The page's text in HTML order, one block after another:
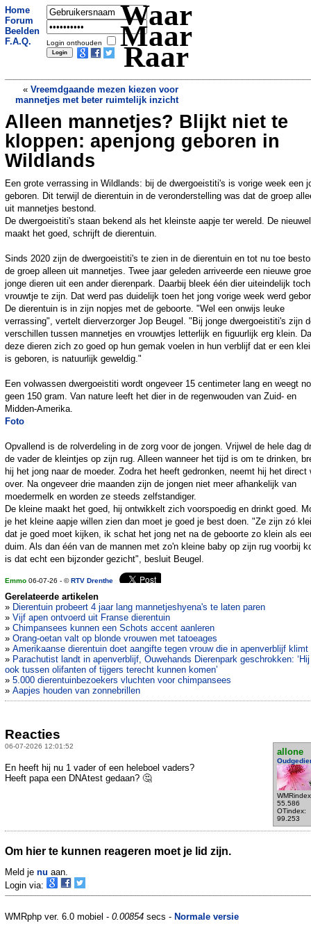
Home
Forum
Beelden
F.A.Q.
Login onthouden
Waar
Maar
Raar
« Vreemdgaande mezen kiezen voor
mannetjes met beter ruimtelijk inzicht
Zakenman die moord op journalist
Malta bestelde, betaalde proceskosten
moordenaars »
Alleen mannetjes? Blijkt niet te
kloppen: apenjong geboren in
Wildlands
Een grote verrassing in Wildlands: bij de dwergoeistiti's is vorige week een
geboren. Dit terwijl de dierentuin in de veronderstelling was dat de groep
uit mannetjes bestond.
De dwergoeistiti's staan bekend als het kleinste aapje ter wereld. De
maakt het goed, schrijft de dierentuin.
Sinds 2020 zijn de dwergoeistiti's te zien in de dierentuin en tot nu toe
de groep alleen uit mannetjes. Twee jaar geleden arriveerde een nieuwe
jonge dieren uit een ander dierenpark. Daarbij bleek één dier uiteindelijk
vrouwtje te zijn. Dat werd pas duidelijk toen het jong vorige week werd
De dierentuin is in zijn nopjes met de geboorte. "Wel een onwijs leuke
verrassing", vertelt dierverzorger Jop Beugel. "Bij jonge dwergoeistiti's zijn
verschillen tussen mannetjes en vrouwtjes letterlijk en figuurlijk erg klein.
deze dieren zich zo goed op hun gemak voelen in hun verblijf dat er een
is geboren, is natuurlijk geweldig."
Een volwassen dwergoeistiti wordt ongeveer 15 centimeter lang en weegt
geen 150 gram. Van nature leeft het dier in de regenwouden van Zuid- en
Midden-Amerika.
Foto
Opvallend is de rolverdeling in de zorg voor de jongen. Vrijwel de hele dag
de vader de kleintjes op zijn rug. Alleen wanneer het tijd is om te drinken,
hij het jong naar de moeder. Zodra het heeft gedronken, neemt hij het direct
over. Na ongeveer drie maanden zijn de jongen niet meer afhankelijk van
moedermelk en worden ze steeds zelfstandiger.
De kleine maakt het goed, hij ontwikkelt zich voorspoedig en drinkt goed.
je het kleine aapje willen zien dan moet je goed je best doen. "Ze zijn zó
dat je goed moet kijken, ik schat het jong net na de geboorte zo klein als
duim. Als dan één van de mannen met zo'n kleine baby op zijn rug voorbij
is dat echt een bijzonder gezicht", besluit Beugel.
Emmo 06-07-26 - ©RTV Drenthe
Gerelateerde artikelen
» Dierentuin probeert 4 jaar lang mannetjeshyena's te laten paren
» Vijf apen ontvoerd uit Franse dierentuin
» Chimpansees kunnen een Schots accent aanleren
» Orang-oetan valt op blonde vrouwen met tatoeages
» Amerikaanse dierentuin doet aangifte tegen vrouw die in apenverblijf klimt
» Parachutist landt in apenverblijf, Ouwehands Dierenpark geschrokken:
ook tussen olifanten of tijgers terecht kunnen komen’
» 5.000 dierentuinbezoekers vluchten voor chimpansees
» Aapjes houden van zonnebrillen
Reacties
06-07-2026 12:01:52
allone
55.586
OTindex:
99.253
En heeft hij nu 1 vader of een heleboel vaders?
Heeft papa een DNAtest gedaan? 🤔
Om hier te kunnen reageren moet je lid zijn.
Meld je nu aan.
Login via:
WMRphp ver. 6.0 mobiel - 0.00854 secs - Normale versie